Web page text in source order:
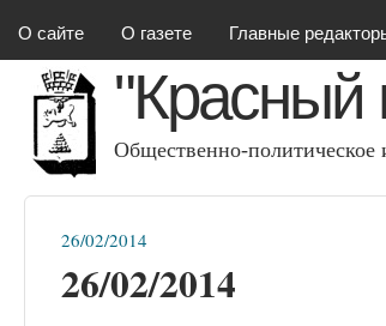
О сайте О газете Главные
"Красный
Общественно-политическое
Вы здесь
26/02/2014
26/02/2014